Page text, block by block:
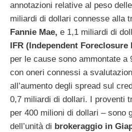
annotazioni relative al peso
miliardi di dollari connesse alla
Fannie Mae, e 1,1 miliardi di
IFR (Independent Foreclosure
per le cause sono ammontate a
con oneri connessi a
all’aumento degli spread sul
0,7 miliardi di dollari. I proventi
per 400 milioni di dollari – sono
dell’unità di brokeraggio in